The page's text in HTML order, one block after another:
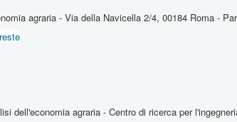
agraria - Via della Navicella 2/4, 00184 Roma -
dell'economia agraria - Centro di ricerca per